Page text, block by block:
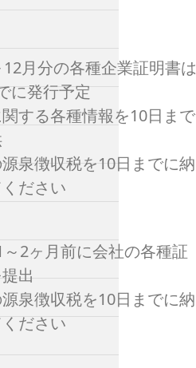
12月分の各種企業証明書は
に発行予定
する各種情報を10日まで
泉徴収税を10日までに納
ださい
2ヶ月前に会社の各種証
出
泉徴収税を10日までに納
ださい